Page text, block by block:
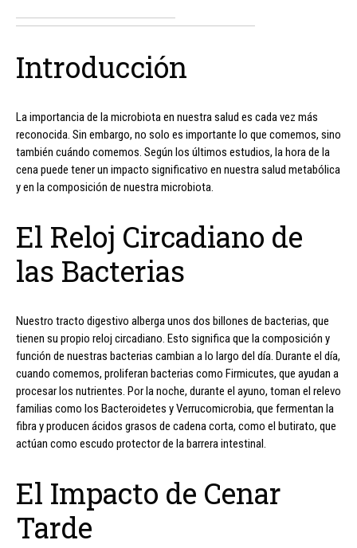
Introducción
La importancia de la microbiota en nuestra salud es cada vez más
reconocida. Sin embargo, no solo es importante lo que comemos, sino
también cuándo comemos. Según los últimos estudios, la hora de la
cena puede tener un impacto significativo en nuestra salud metabólica
y en la composición de nuestra microbiota.
El Reloj Circadiano de
las Bacterias
Nuestro tracto digestivo alberga unos dos billones de bacterias, que
tienen su propio reloj circadiano. Esto significa que la composición y
función de nuestras bacterias cambian a lo largo del día. Durante el día,
cuando comemos, proliferan bacterias como Firmicutes, que ayudan a
procesar los nutrientes. Por la noche, durante el ayuno, toman el relevo
familias como los Bacteroidetes y Verrucomicrobia, que fermentan la
fibra y producen ácidos grasos de cadena corta, como el butirato, que
actúan como escudo protector de la barrera intestinal.
El Impacto de Cenar
Tarde